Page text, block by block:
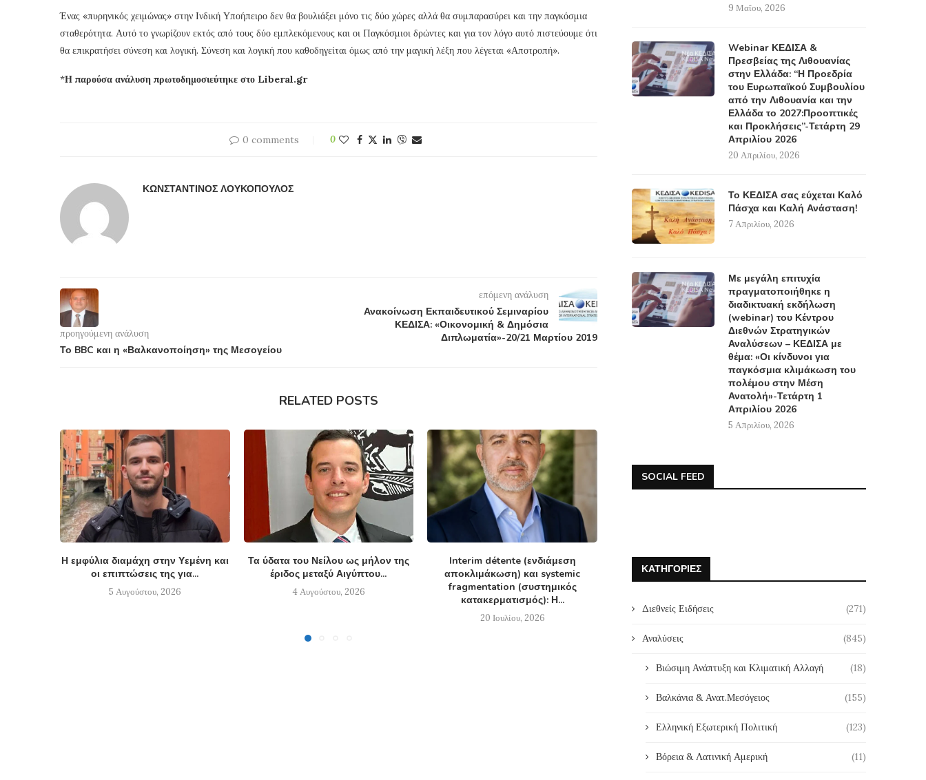
Ένας «πυρηνικός χειμώνας» στην Ινδική Υποήπειρο δεν θα βουλιάξει μόνο τις δύο χώρες αλλά θα συμπαρασύρει και την παγκόσμια
σταθερότητα. Αυτό το γνωρίζουν εκτός από τους δύο εμπλεκόμενους και οι Παγκόσμιοι δρώντες και για τον λόγο αυτό πιστεύουμε ότι
θα επικρατήσει σύνεση και λογική. Σύνεση και λογική που καθοδηγείται όμως από την μαγική λέξη που λέγεται «Αποτροπή».
*Η παρούσα ανάλυση πρωτοδημοσιεύτηκε στο Liberal.gr
0 comments 0
ΚΩΝΣΤΑΝΤΊΝΟΣ ΛΟΥΚΌΠΟΥΛΟΣ
προηγούμενη ανάλυση
Το BBC και η «Βαλκανοποίηση» της Μεσογείου
επόμενη ανάλυση
Ανακοίνωση Εκπαιδευτικού Σεμιναρίου
ΚΕΔΙΣΑ: «Οικονομική & Δημόσια
Διπλωματία»-20/21 Μαρτίου 2019
RELATED POSTS
Η εμφύλια διαμάχη στην Υεμένη και
οι επιπτώσεις της για...
5 Αυγούστου, 2026
Τα ύδατα του Νείλου ως μήλον της
έριδος μεταξύ Αιγύπτου...
4 Αυγούστου, 2026
Interim détente (ενδιάμεση
αποκλιμάκωση) και systemic
fragmentation (συστημικός
κατακερματισμός): Η...
20 Ιουλίου, 2026
Αμυντική και ενεργειακή αυτονομία
στην Ευρώπη: Προκλήσεις και
17 Ιουλίου, 2026
9 Μαΐου, 2026
Webinar ΚΕΔΙΣΑ &
Πρεσβείας της Λιθουανίας
στην Ελλάδα: “Η Προεδρία
του Ευρωπαϊκού Συμβουλίου
από την Λιθουανία και την
Ελλάδα το 2027:Προοπτικές
και Προκλήσεις”-Τετάρτη 29
Απριλίου 2026
20 Απριλίου, 2026
Το ΚΕΔΙΣΑ σας εύχεται Καλό
Πάσχα και Καλή Ανάσταση!
7 Απριλίου, 2026
Με μεγάλη επιτυχία
πραγματοποιήθηκε η
διαδικτυακή εκδήλωση
(webinar) του Κέντρου
Διεθνών Στρατηγικών
Αναλύσεων – ΚΕΔΙΣΑ με
θέμα: «Οι κίνδυνοι για
παγκόσμια κλιμάκωση του
πολέμου στην Μέση
Ανατολή»-Τετάρτη 1
Απριλίου 2026
5 Απριλίου, 2026
SOCIAL FEED
ΚΑΤΗΓΟΡΊΕΣ
Διεθνείς Ειδήσεις (271)
Αναλύσεις (845)
Βιώσιμη Ανάπτυξη και Κλιματική Αλλαγή (18)
Βαλκάνια & Ανατ.Μεσόγειος (155)
Ελληνική Εξωτερική Πολιτική (123)
Βόρεια & Λατινική Αμερική (11)